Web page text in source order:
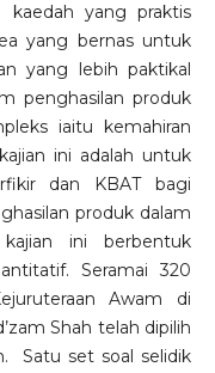
kaedah yang praktis
yang bernas untuk
yang lebih paktikal
penghasilan produk
iaitu kemahiran
ini adalah untuk
dan KBAT bagi
produk dalam
ini berbentuk
Seramai 320
Awam di
Shah telah dipilih
Satu set soal selidik